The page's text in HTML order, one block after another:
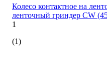
Колесо контактное на
ленточный гриндер CW
1
(1)